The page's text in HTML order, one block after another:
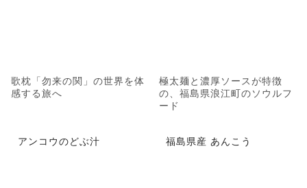
歌枕「勿来の関」の世界を体
感する旅へ
極太麺と濃厚ソースが特徴
の、福島県浪江町のソウルフ
ード
アンコウのどぶ汁 福島県産 あんこう